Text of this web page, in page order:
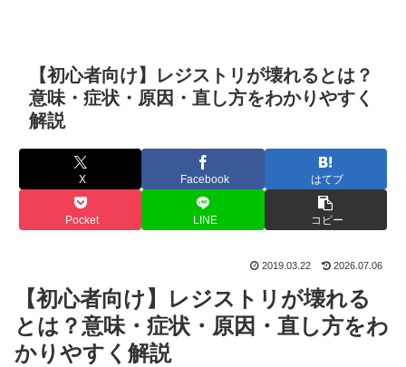
【初心者向け】レジストリが壊れるとは？
意味・症状・原因・直し方をわかりやすく
解説
X Facebook はてブ
Pocket LINE コピー
2019.03.22 2026.07.06
【初心者向け】レジストリが壊れる
とは？意味・症状・原因・直し方をわ
かりやすく解説